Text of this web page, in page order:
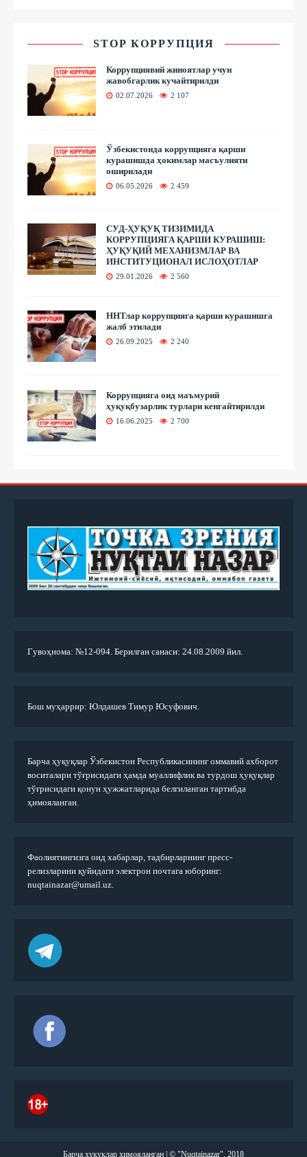
STOP КОРРУПЦИЯ
Коррупциявий жиноятлар учун
жавобгарлик кучайтирилди
02.07.2026 2 107
Ўзбекистонда коррупцияга қарши
курашишда ҳокимлар масъулияти
оширилади
06.05.2026 2 459
СУД-ҲУҚУҚ ТИЗИМИДА
КОРРУПЦИЯГА ҚАРШИ КУРАШИШ:
ҲУҚУҚИЙ МЕХАНИЗМЛАР ВА
ИНСТИТУЦИОНАЛ ИСЛОҲОТЛАР
29.01.2026 2 560
ННТлар коррупцияга қарши курашишга
жалб этилади
26.09.2025 2 240
Коррупцияга оид маъмурий
ҳуқуқбузарлик турлари кенгайтирилди
16.06.2025 2 700
Гувоҳнома: №12-094. Берилган санаси: 24.08.2009 йил.
Бош муҳаррир: Юлдашев Тимур Юсуфович.
Барча ҳуқуқлар Ўзбекистон Республикасининг оммавий ахборот
воситалари тўғрисидаги ҳамда муаллифлик ва турдош ҳуқуқлар
тўғрисидаги қонун ҳужжатларида белгиланган тартибда
ҳимояланган.
Фаолиятингизга оид хабарлар, тадбирларнинг пресс-
релизларини қуйидаги электрон почтага юборинг:
nuqtainazar@umail.uz.
Барча ҳуқуқлар ҳимояланган | © "Nuqtainazar", 2018